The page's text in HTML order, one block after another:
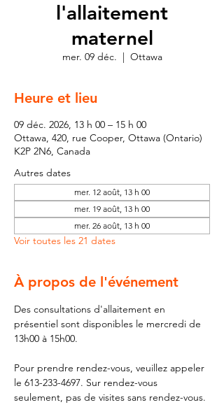
l'allaitement
maternel
mer. 09 déc.
  |
Ottawa
Heure et lieu
09 déc. 2026, 13 h 00 – 15 h 00
Ottawa, 420, rue Cooper, Ottawa (Ontario)
K2P 2N6, Canada
Autres dates
mer. 12 août, 13 h 00
mer. 19 août, 13 h 00
mer. 26 août, 13 h 00
Voir toutes les 21 dates
À propos de l'événement
Des consultations d'allaitement en
présentiel sont disponibles le mercredi de
13h00 à 15h00.
Pour prendre rendez-vous, veuillez appeler
le 613-233-4697. Sur rendez-vous
seulement, pas de visites sans rendez-vous.